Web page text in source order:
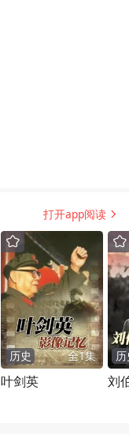
打开app阅读
历史 全1集
叶剑英 刘